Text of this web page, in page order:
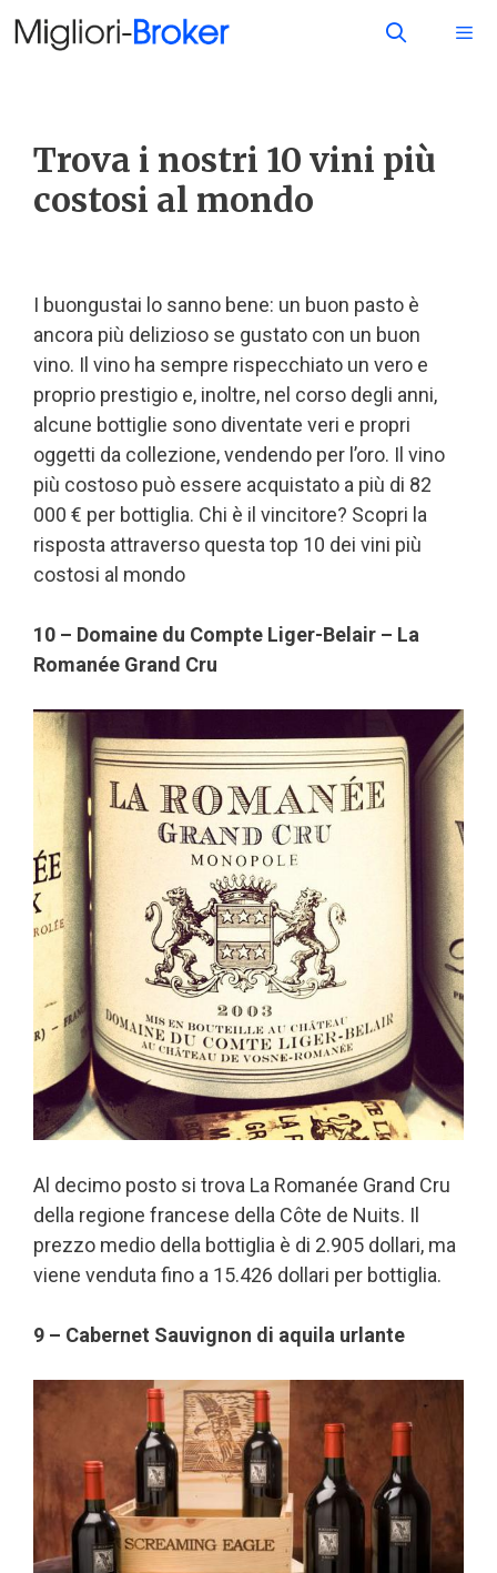
Trova i nostri 10 vini più
costosi al mondo
I buongustai lo sanno bene: un buon pasto è
ancora più delizioso se gustato con un buon
vino. Il vino ha sempre rispecchiato un vero e
proprio prestigio e, inoltre, nel corso degli anni,
alcune bottiglie sono diventate veri e propri
oggetti da collezione, vendendo per l’oro. Il vino
più costoso può essere acquistato a più di 82
000 € per bottiglia. Chi è il vincitore? Scopri la
risposta attraverso questa top 10 dei vini più
costosi al mondo
10 – Domaine du Compte Liger-Belair – La
Romanée Grand Cru
Al decimo posto si trova La Romanée Grand Cru
della regione francese della Côte de Nuits. Il
prezzo medio della bottiglia è di 2.905 dollari, ma
viene venduta fino a 15.426 dollari per bottiglia.
9 – Cabernet Sauvignon di aquila urlante